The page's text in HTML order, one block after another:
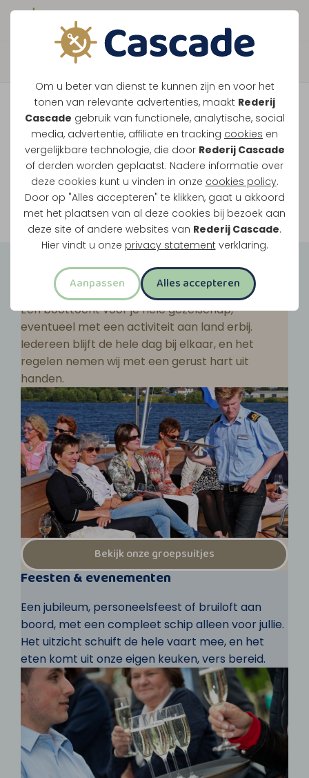
Om u beter van dienst te kunnen zijn en voor het
tonen van relevante advertenties, maakt Rederij
Cascade gebruik van functionele, analytische, social
media, advertentie, affiliate en tracking cookies en
vergelijkbare technologie, die door Rederij Cascade
of derden worden geplaatst. Nadere informatie over
deze cookies kunt u vinden in onze cookies policy.
Door op "Alles accepteren" te klikken, gaat u akkoord
met het plaatsen van al deze cookies bij bezoek aan
deze site of andere websites van Rederij Cascade.
Hier vindt u onze privacy statement verklaring.
Aanpassen Alles accepteren
Boek direct je vaart
Vaar je mee over de
Maasplassen?
Ondanks de lage waterstanden gaan
onze vaarten gewoon door.
Bekijk onze rondvaarten
Groepsuitjes
Een boottocht voor je hele gezelschap,
eventueel met een activiteit aan land erbij.
Iedereen blijft de hele dag bij elkaar, en het
regelen nemen wij met een gerust hart uit
handen.
Bekijk onze groepsuitjes
Feesten & evenementen
Een jubileum, personeelsfeest of bruiloft aan
boord, met een compleet schip alleen voor jullie.
Het uitzicht schuift de hele vaart mee, en het
eten komt uit onze eigen keuken, vers bereid.